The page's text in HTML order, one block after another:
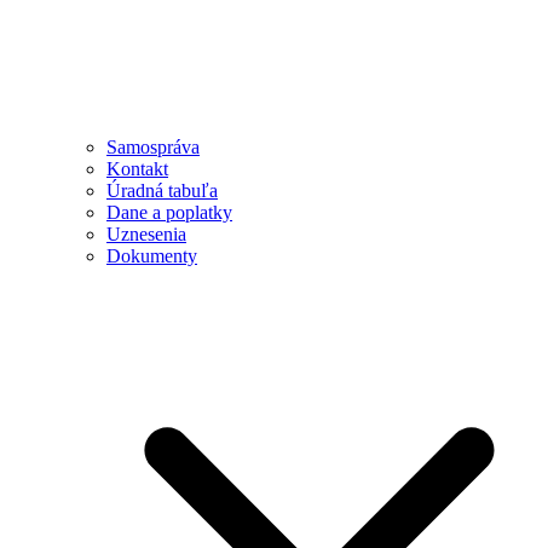
Samospráva
Kontakt
Úradná tabuľa
Dane a poplatky
Uznesenia
Dokumenty